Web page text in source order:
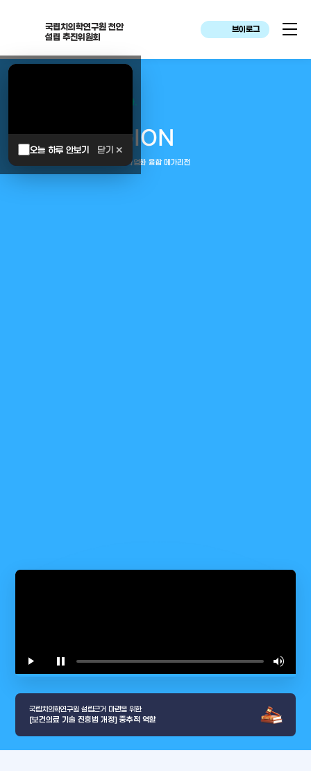
국립치의학연구원 천안
설립 추진위원회
브이로그
오늘 하루 안보기 닫기 ✕
대한민국은 두번이나 약속하였습니다.
MEGAREGION
중부권 전체를 잇는 연구–임상–평가–사업화 융합 메가리전
play_arrow pause volume_up
국립치의학연구원 설립근거 마련을 위한
[보건의료 기술 진흥법 개정] 중추적 역할